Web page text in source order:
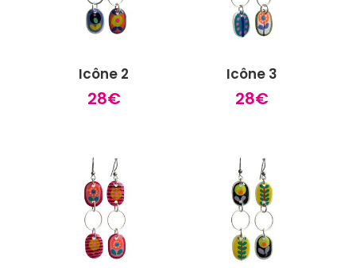
Icône 2
28€
Icône 3
28€